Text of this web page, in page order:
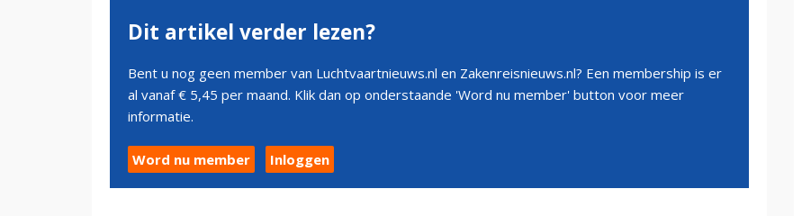
Dit artikel verder lezen?
Bent u nog geen member van Luchtvaartnieuws.nl en Zakenreisnieuws.nl? Een membership is er
al vanaf € 5,45 per maand. Klik dan op onderstaande 'Word nu member' button voor meer
informatie.
Word nu member Inloggen